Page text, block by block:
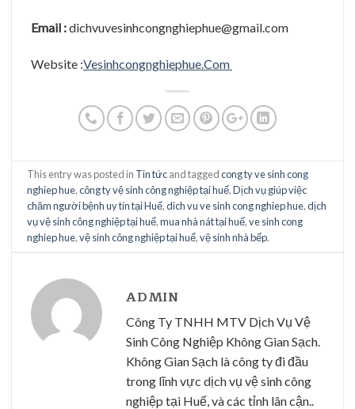
Email :dichvuvesinhcongnghiephue@gmail.com
Website :Vesinhcongnghiephue.Com
This entry was posted in Tin tứcand taggedcong ty ve sinh cong
nghiep hue,công ty vệ sinh công nghiệp tại huế,Dịch vụ giúp việc
chăm người bệnh uy tín tại Huế,dich vu ve sinh cong nghiep hue,dịch
vụ vệ sinh công nghiệp tại huế,mua nhà nát tại huế,ve sinh cong
nghiep hue,vệ sinh công nghiệp tại huế,vệ sinh nhà bếp.
ADMIN
Công Ty TNHH MTV Dịch Vụ Vệ
Sinh Công Nghiệp Không Gian Sạch.
Không Gian Sạch là công ty đi đầu
trong lĩnh vực dịch vụ vệ sinh công
nghiệp tại Huế, và các tỉnh lân cận..